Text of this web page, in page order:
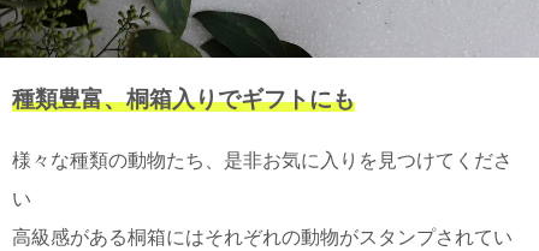
種類豊富、桐箱入りでギフトにも
様々な種類の動物たち、是非お気に入りを見つけてくださ
い
高級感がある桐箱にはそれぞれの動物がスタンプされてい